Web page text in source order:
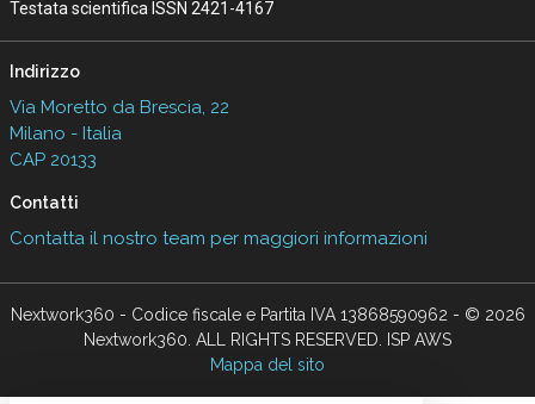
Testata scientifica ISSN 2421-4167
Indirizzo
Via Moretto da Brescia, 22
Milano - Italia
CAP 20133
Contatti
Contatta il nostro team per maggiori informazioni
Nextwork360 - Codice fiscale e Partita IVA 13868590962 - © 2026
Nextwork360. ALL RIGHTS RESERVED. ISP AWS
Mappa del sito